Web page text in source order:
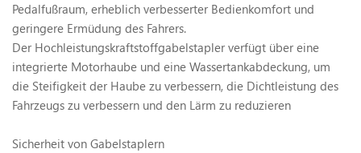
Pedalfußraum, erheblich verbesserter Bedienkomfort und
geringere Ermüdung des Fahrers.
Der Hochleistungskraftstoffgabelstapler verfügt über eine
integrierte Motorhaube und eine Wassertankabdeckung, um
die Steifigkeit der Haube zu verbessern, die Dichtleistung des
Fahrzeugs zu verbessern und den Lärm zu reduzieren
Sicherheit von Gabelstaplern